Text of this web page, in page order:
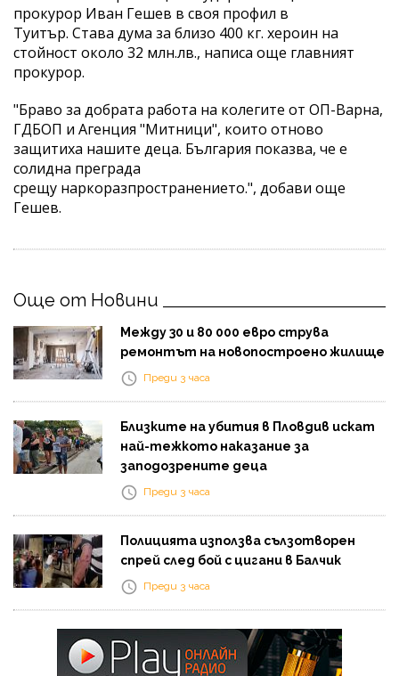
прокурор Иван Гешев в своя профил в
Туитър. Става дума за близо 400 кг. хероин на
стойност около 32 млн.лв., написа още главният
прокурор.
"Браво за добрата работа на колегите от ОП-Варна,
ГДБОП и Агенция "Митници", които отново
защитиха нашите деца. България показва, че е
солидна преграда
срещу наркоразпространението.", добави още
Гешев.
Още от Новини
Между 30 и 80 000 евро струва
ремонтът на новопостроено жилище
Преди 3 часа
Близките на убития в Пловдив искат
най-тежкото наказание за
заподозрените деца
Преди 3 часа
Полицията използва сълзотворен
спрей след бой с цигани в Балчик
Преди 3 часа